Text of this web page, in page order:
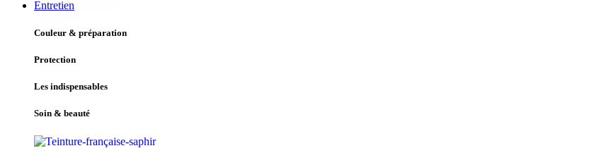
Entretien
Couleur & préparation
Protection
Les indispensables
Soin & beauté